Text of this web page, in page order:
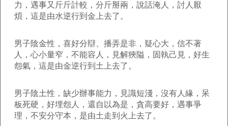
力，遇事又斤斤計較，分斤掰兩，說話淹人，討人厭
煩，這是由水逆行到金上去了。
男子陰金性，喜好分辯、播弄是非，疑心大，信不著
人，心小量窄，不能容人，見解狹隘，固執己見，好生
怨氣，這是由金逆行到土上去了。
男子陰土性，缺少辦事能力，見識短淺，沒有人緣，呆
板死硬，好埋怨人，還自以為是，貪高要好，遇事爭
理，不安分守本，是由土走到火上去了。